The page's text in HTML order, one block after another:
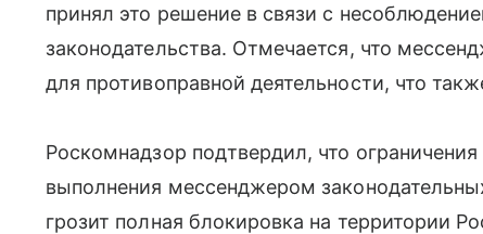
принял это решение в связи с
законодательства. Отмечается, что
для противоправной деятельности, что
Роскомнадзор подтвердил, что
выполнения мессенджером
грозит полная блокировка на территории